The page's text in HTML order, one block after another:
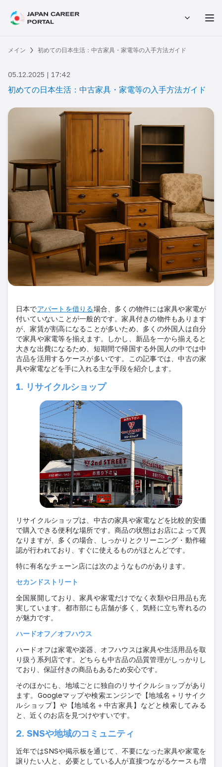
メイン 初めての日本生活：中古家具・家電等の入手方法ガイド
05.12.2025 | 17:42
初めての日本生活：中古家具・家電等の入手方法ガイド
日本でアパートを借りる場合、多くの物件には家具や家電が
付いていないことが一般的です。家具付きの物件もあります
が、家賃が割高になることが多いため、多くの外国人は自分
で家具や家電等を揃えます。しかし、新品を一から揃えると
大きな出費になるため、短期間で帰国する外国人の中では中
古品を活用するケースが多いです。この記事では、中古の家
具や家電などを手に入れる主な手段を紹介します。
1. リサイクルショップ
リサイクルショップは、中古の家具や家電などを比較的安価
で購入できる便利な場所です。商品の状態はお店によって異
なりますが、多くの場合、しっかりとクリーニング・動作確
認が行われており、すぐに使えるものがほとんどです。
特に有名なチェーン店には次のようなものがあります。
セカンドストリート
全国展開しており、家具や家電だけでなく衣類や日用品も充
実しています。都市部にも店舗が多く、気軽に立ち寄れるの
が魅力です。
ハードオフ／オフハウス
ハードオフは家電や楽器、オフハウスは家具や生活用品を取
り扱う系列店です。どちらも中古品の品質管理がしっかりし
ており、保証付きの商品もあるため安心です。
そのほかにも、地域ごとに独自のリサイクルショップがあり
ます。 Googleマップや検索エンジンで【地域名＋リサイク
ルショップ】や【地域名＋中古家具】などと検索してみる
と、近くのお店を見つけやすいです。
2. SNSや地域のコミュニティ
近年ではSNSや掲示板を通じて、不要になった家具や家電を
譲りたい人と、必要としている人が直接つながるケースも増